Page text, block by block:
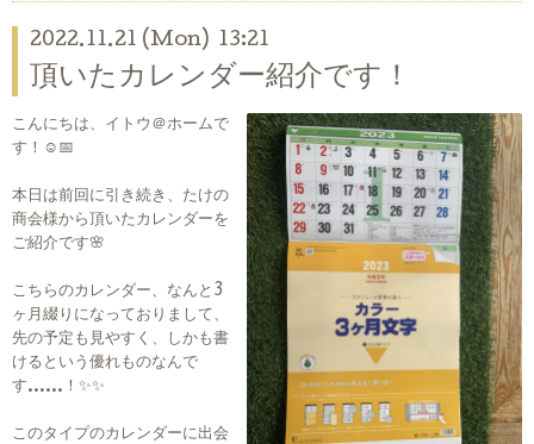
2022.11.21 (Mon) 13:21
頂いたカレンダー紹介です！
こんにちは、イトウ＠ホームで
す！☺📅
本日は前回に引き続き、たけの
商会様から頂いたカレンダーを
ご紹介です🌸
こちらのカレンダー、なんと3
ヶ月綴りになっておりまして、
先の予定も見やすく、しかも書
けるという優れものなんで
す……！✨✨
このタイプのカレンダーに出会